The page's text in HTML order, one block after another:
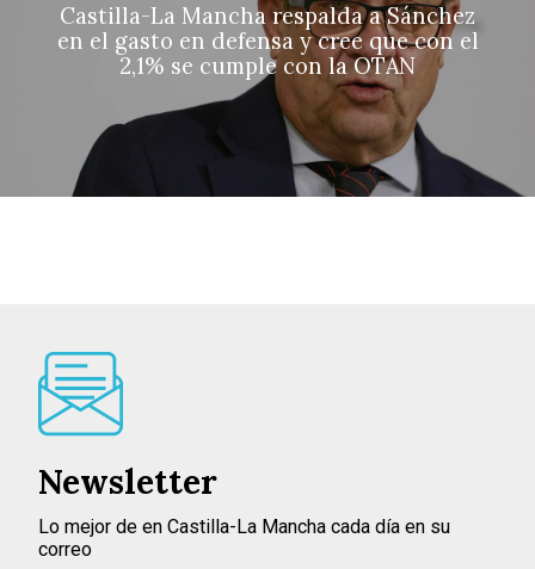
Castilla-La Mancha respalda a Sánchez
en el gasto en defensa y cree que con el
2,1% se cumple con la OTAN
Newsletter
Lo mejor de en Castilla-La Mancha cada día en su
correo